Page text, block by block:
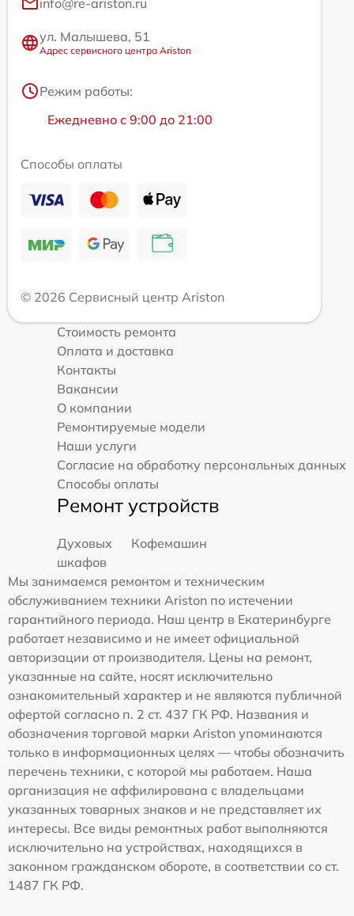
info@re-ariston.ru
ул. Малышева, 51
Адрес сервисного центра Ariston
Режим работы:
Ежедневно с 9:00 до 21:00
Способы оплаты
© 2026 Сервисный центр Ariston
Стоимость ремонта
Оплата и доставка
Контакты
Вакансии
О компании
Ремонтируемые модели
Наши услуги
Согласие на обработку персональных данных
Способы оплаты
Ремонт устройств
Духовых
шкафов
Кофемашин
Мы занимаемся ремонтом и техническим
обслуживанием техники Ariston по истечении
гарантийного периода. Наш центр в Екатеринбурге
работает независимо и не имеет официальной
авторизации от производителя. Цены на ремонт,
указанные на сайте, носят исключительно
ознакомительный характер и не являются публичной
офертой согласно п. 2 ст. 437 ГК РФ. Названия и
обозначения торговой марки Ariston упоминаются
только в информационных целях — чтобы обозначить
перечень техники, с которой мы работаем. Наша
организация не аффилирована с владельцами
указанных товарных знаков и не представляет их
интересы. Все виды ремонтных работ выполняются
исключительно на устройствах, находящихся в
законном гражданском обороте, в соответствии со ст.
1487 ГК РФ.